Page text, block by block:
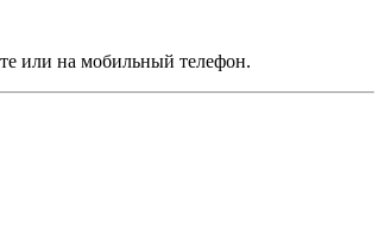
или на мобильный телефон.